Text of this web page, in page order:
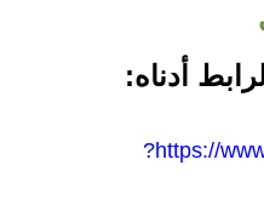
أدناه:
https://